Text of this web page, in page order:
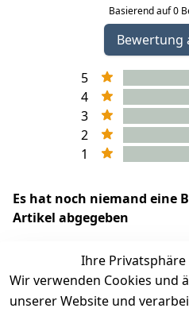
Basierend auf 0
Bewertung
5
4
3
2
1
Es hat noch niemand eine
Artikel abgegeben
EU-Verantwortliche Person
Ihre
Wir verwenden Cookies und
unserer Website und